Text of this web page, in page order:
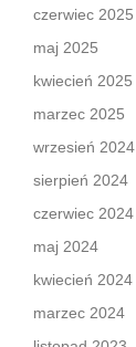
czerwiec 2025
maj 2025
kwiecień 2025
marzec 2025
wrzesień 2024
sierpień 2024
czerwiec 2024
maj 2024
kwiecień 2024
marzec 2024